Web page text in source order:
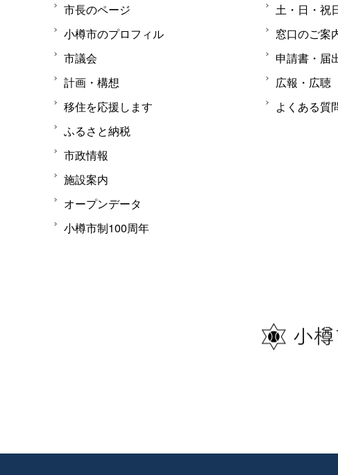
市長のページ
小樽市のプロフィル
市議会
計画・構想
移住を応援します
ふるさと納税
市政情報
施設案内
オープンデータ
小樽市制100周年
土・日・祝
窓口のご案
申請書・届
広報・広聴
よくある質